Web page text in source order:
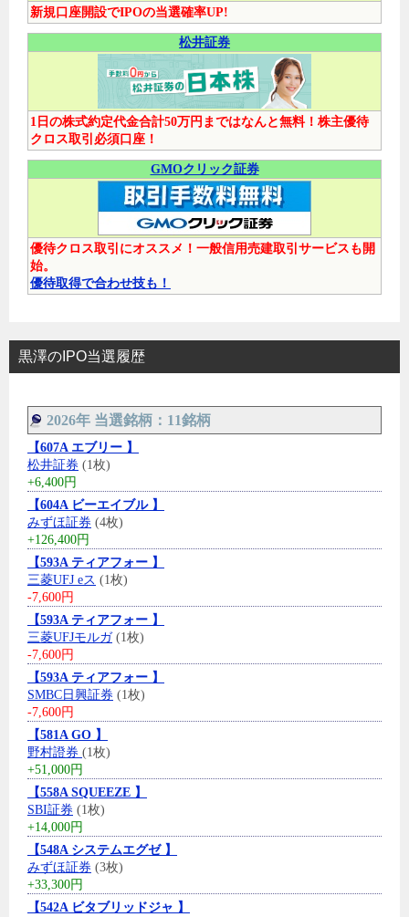
新規口座開設でIPOの当選確率UP!
松井証券
1日の株式約定代金合計50万円まではなんと無料！株主優待
クロス取引必須口座！
GMOクリック証券
優待クロス取引にオススメ！一般信用売建取引サービスも開
始。
優待取得で合わせ技も！
黒澤のIPO当選履歴
2026年 当選銘柄：11銘柄
【607A エブリー 】
松井証券 (1枚)
+6,400円
【604A ビーエイブル 】
みずほ証券 (4枚)
+126,400円
【593A ティアフォー 】
三菱UFJ eス (1枚)
-7,600円
【593A ティアフォー 】
三菱UFJモルガ(1枚)
-7,600円
【593A ティアフォー 】
SMBC日興証券 (1枚)
-7,600円
【581A GO 】
野村證券 (1枚)
+51,000円
【558A SQUEEZE 】
SBI証券 (1枚)
+14,000円
【548A システムエグゼ 】
みずほ証券 (3枚)
+33,300円
【542A ビタブリッドジャ 】